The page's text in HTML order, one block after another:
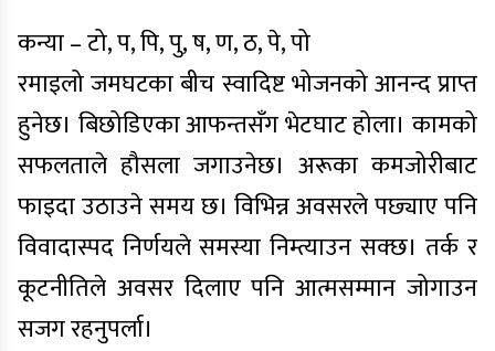
कन्या – टो, प, पि, पु, ष, ण, ठ, पे, पो
रमाइलो जमघटका बीच स्वादिष्ट भोजनको आनन्द प्राप्त
हुनेछ। बिछोडिएका आफन्तसँग भेटघाट होला। कामको
सफलताले हौसला जगाउनेछ। अरूका कमजोरीबाट
फाइदा उठाउने समय छ। विभिन्न अवसरले पछ्याए पनि
विवादास्पद निर्णयले समस्या निम्त्याउन सक्छ। तर्क र
कूटनीतिले अवसर दिलाए पनि आत्मसम्मान जोगाउन
सजग रहनुपर्ला।